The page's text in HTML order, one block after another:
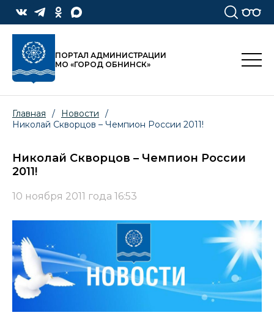
ПОРТАЛ АДМИНИСТРАЦИИ
МО «ГОРОД ОБНИНСК»
Главная / Новости
/
Николай Скворцов – Чемпион России 2011!
Николай Скворцов – Чемпион России
2011!
10 ноября 2011 года 16:53